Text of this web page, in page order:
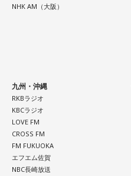
NHK AM（大阪）
九州・沖縄
RKBラジオ
KBCラジオ
LOVE FM
CROSS FM
FM FUKUOKA
エフエム佐賀
NBC長崎放送